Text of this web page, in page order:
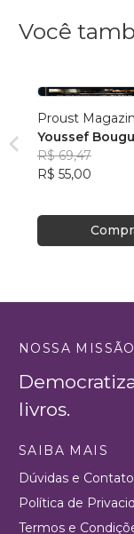
Você
Proust
Youssef
R$ 69,47
R$ 55,00
NOSSA MISSÃO
livros.
SAIBA MAIS
Dúvidas e Contato
Política de
Termos e